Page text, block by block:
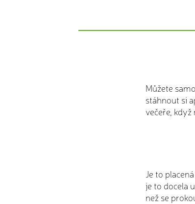
Můžete
stáhnout si
večeře,
Je to
je to docela
než se